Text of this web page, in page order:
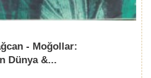
- Moğollar:
Dünya &...